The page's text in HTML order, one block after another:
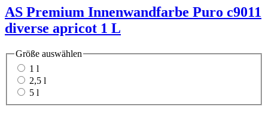
AS Premium Innenwandfarbe Puro c9011
diverse apricot 1 L
Größe auswählen
1 l
2,5 l
5 l